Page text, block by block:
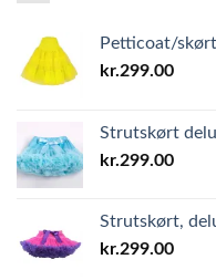
Petticoat/
kr.299.00
Strutskørt
kr.299.00
Strutskørt,
kr.299.00